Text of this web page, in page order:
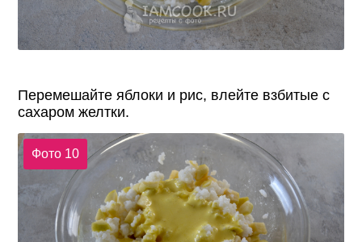
Перемешайте яблоки и рис, влейте взбитые с
сахаром желтки.
Фото 10